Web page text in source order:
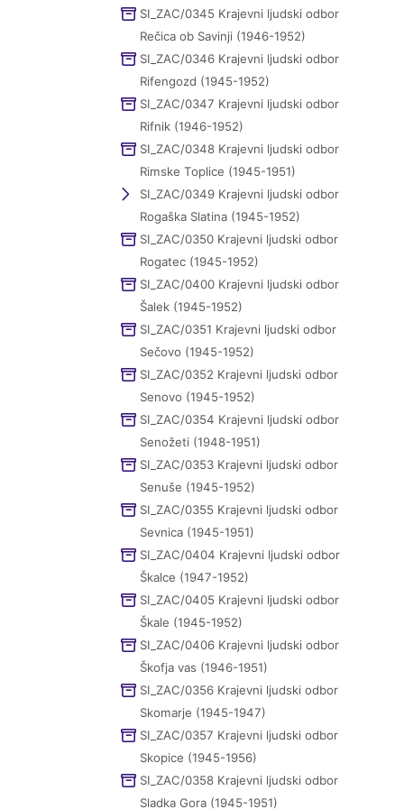
SI_ZAC/0345 Krajevni ljudski odbor
Rečica ob Savinji (1946-1952)
SI_ZAC/0346 Krajevni ljudski odbor
Rifengozd (1945-1952)
SI_ZAC/0347 Krajevni ljudski odbor
Rifnik (1946-1952)
SI_ZAC/0348 Krajevni ljudski odbor
Rimske Toplice (1945-1951)
SI_ZAC/0349 Krajevni ljudski odbor
Rogaška Slatina (1945-1952)
SI_ZAC/0350 Krajevni ljudski odbor
Rogatec (1945-1952)
SI_ZAC/0400 Krajevni ljudski odbor
Šalek (1945-1952)
SI_ZAC/0351 Krajevni ljudski odbor
Sečovo (1945-1952)
SI_ZAC/0352 Krajevni ljudski odbor
Senovo (1945-1952)
SI_ZAC/0354 Krajevni ljudski odbor
Senožeti (1948-1951)
SI_ZAC/0353 Krajevni ljudski odbor
Senuše (1945-1952)
SI_ZAC/0355 Krajevni ljudski odbor
Sevnica (1945-1951)
SI_ZAC/0404 Krajevni ljudski odbor
Škalce (1947-1952)
SI_ZAC/0405 Krajevni ljudski odbor
Škale (1945-1952)
SI_ZAC/0406 Krajevni ljudski odbor
Škofja vas (1946-1951)
SI_ZAC/0356 Krajevni ljudski odbor
Skomarje (1945-1947)
SI_ZAC/0357 Krajevni ljudski odbor
Skopice (1945-1956)
SI_ZAC/0358 Krajevni ljudski odbor
Sladka Gora (1945-1951)